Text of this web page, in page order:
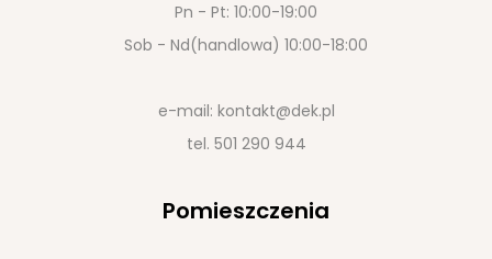
Pn - Pt: 10:00-19:00
Sob - Nd(handlowa) 10:00-18:00
e-mail: kontakt@dek.pl
tel. 501 290 944
Pomieszczenia